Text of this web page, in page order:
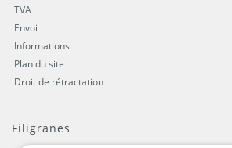
TVA
Envoi
Informations
Plan du site
Droit de rétractation
Filigranes